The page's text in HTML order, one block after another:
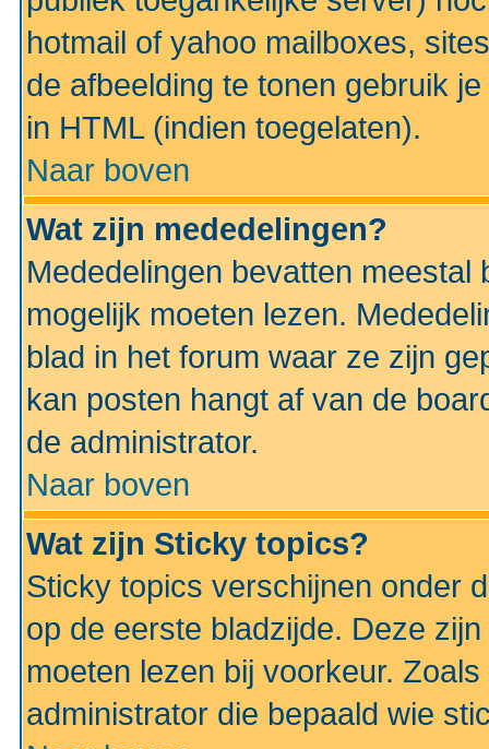
hotmail of yahoo mailboxes,
de afbeelding te tonen gebruik
in HTML (indien toegelaten).
Naar boven
Wat zijn mededelingen?
Mededelingen bevatten
mogelijk moeten lezen.
blad in het forum waar ze zijn
kan posten hangt af van de
de administrator.
Naar boven
Wat zijn Sticky topics?
Sticky topics verschijnen onder
op de eerste bladzijde. Deze
moeten lezen bij voorkeur.
administrator die bepaald wie